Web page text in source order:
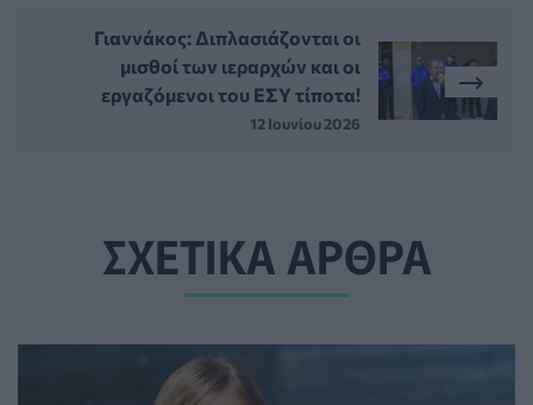
Γιαννάκος: Διπλασιάζονται οι
μισθοί των ιεραρχών και οι
εργαζόμενοι του ΕΣΥ τίποτα!
12 Ιουνίου 2026
ΣΧΕΤΙΚΑ ΑΡΘΡΑ